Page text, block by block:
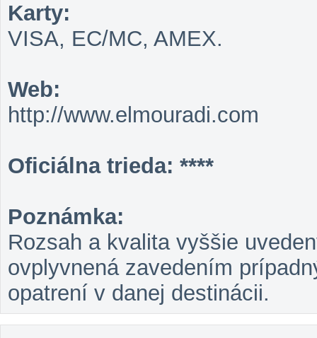
Karty:
VISA, EC/MC, AMEX.
Web:
http://www.elmouradi.com
Oficiálna trieda: ****
Poznámka:
Rozsah a kvalita vyššie
ovplyvnená zavedením
opatrení v danej destinácii.